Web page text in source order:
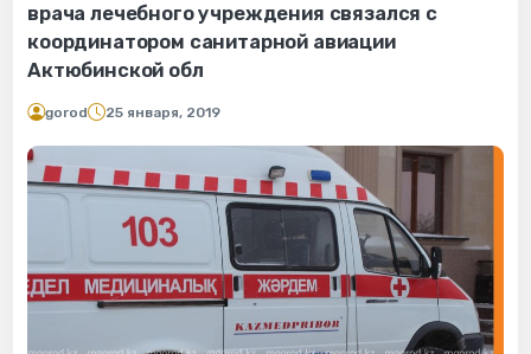
врача лечебного учреждения связался с
координатором санитарной авиации
Актюбинской обл
gorod 25 января, 2019